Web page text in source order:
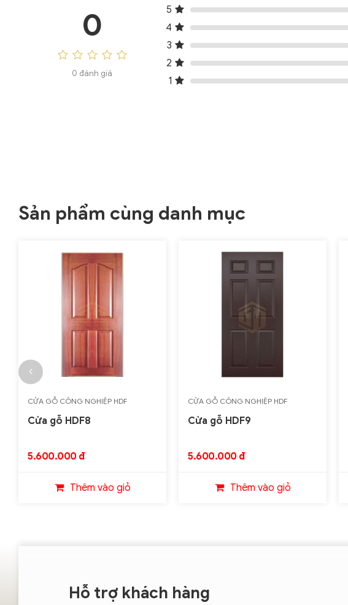
0
0 đánh giá
5
4
3
2
1
Sản phẩm cùng danh mục
CỬA GỖ CÔNG NGHIỆP HDF
Cửa gỗ HDF8
5.600.000 đ
Thêm vào giỏ
CỬA GỖ CÔNG NGHIỆP HDF
Cửa gỗ HDF9
5.600.000 đ
Thêm vào giỏ
Hỗ trợ khách hàng